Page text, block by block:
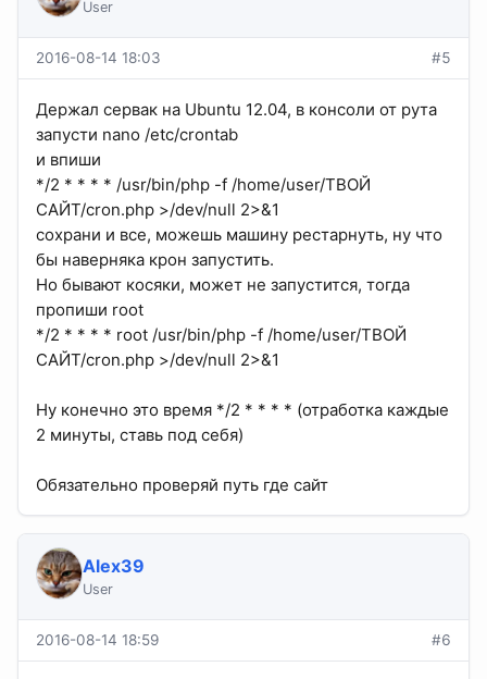
User
2016-08-14 18:03 #5
Держал сервак на Ubuntu 12.04, в консоли от рута
запусти nano /etc/crontab
и впиши
*/2 * * * * /usr/bin/php -f /home/user/ТВОЙ
САЙТ/cron.php >/dev/null 2>&1
сохрани и все, можешь машину рестарнуть, ну что
бы наверняка крон запустить.
Но бывают косяки, может не запустится, тогда
пропиши root
*/2 * * * * root /usr/bin/php -f /home/user/ТВОЙ
САЙТ/cron.php >/dev/null 2>&1
Ну конечно это время */2 * * * * (отработка каждые
2 минуты, ставь под себя)
Обязательно проверяй путь где сайт
Alex39
User
2016-08-14 18:59 #6